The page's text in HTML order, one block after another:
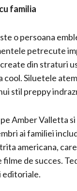
familia
o persoana
petrecute
din straturi
cool. Siluetele
stil preppy
Amber Valletta
ai familiei
americana,
filme de succes.
editoriale.